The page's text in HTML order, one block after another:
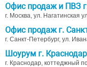
Офис продаж и ПВЗ
г. Москва, ул. Нагатинская
Офис продаж г.
г. Санкт-Петербург, ул.
Шоурум г. Краснодар
г. Краснодар, коттеджный